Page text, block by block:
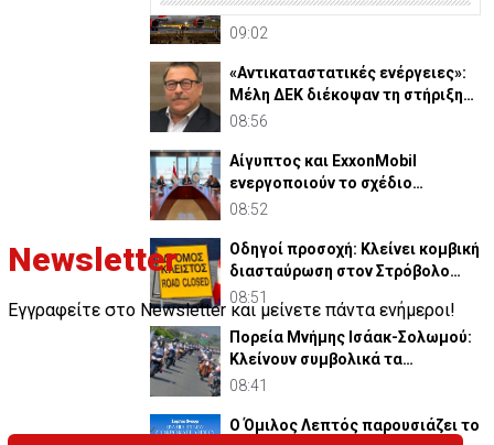
Στηρίζουμε την προτεινόμενη
εξαγορά easyJet από Apollo
09:02
«Αντικαταστατικές ενέργειες»:
Μέλη ΔΕΚ διέκοψαν τη στήριξη
σε Θεμιστοκλέους
08:56
Αίγυπτος και ExxonMobil
ενεργοποιούν το σχέδιο
αξιοποίησης Φ.Α από ΑΟΖ
08:52
Οδηγοί προσοχή: Κλείνει κομβική
διασταύρωση στον Στρόβολο
λόγω έργων
08:51
Πορεία Μνήμης Ισάακ-Σολωμού:
Κλείνουν συμβολικά τα
οδοφράγματα
08:41
Ο Όμιλος Λεπτός παρουσιάζει το
Newsletter
Εγγραφείτε στο Newsletter και μείνετε πάντα ενήμεροι!